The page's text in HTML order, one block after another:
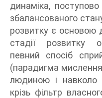
динаміка,
збалансованого
розвитку є основою
стадії розвитку
певний спосіб
(парадигма
людиною і навколо
крізь фільтр